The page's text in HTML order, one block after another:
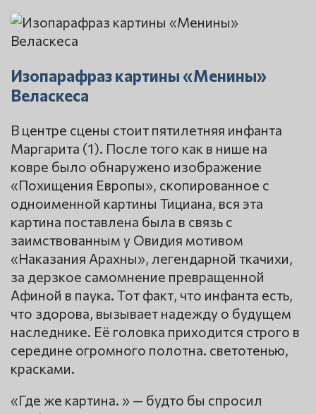
Изопарафраз картины «Менины»
Веласкеса
В центре сцены стоит пятилетняя инфанта
Маргарита (1). После того как в нише на
ковре было обнаружено изображение
«Похищения Европы», скопированное с
одноименной картины Тициана, вся эта
картина поставлена была в связь с
заимствованным у Овидия мотивом
«Наказания Арахны», легендарной ткачихи,
за дерзкое самомнение превращенной
Афиной в паука. Тот факт, что инфанта есть,
что здорова, вызывает надежду о будущем
наследнике. Её головка приходится строго в
середине огромного полотна. светотенью,
красками.
«Где же картина. » — будто бы спросил